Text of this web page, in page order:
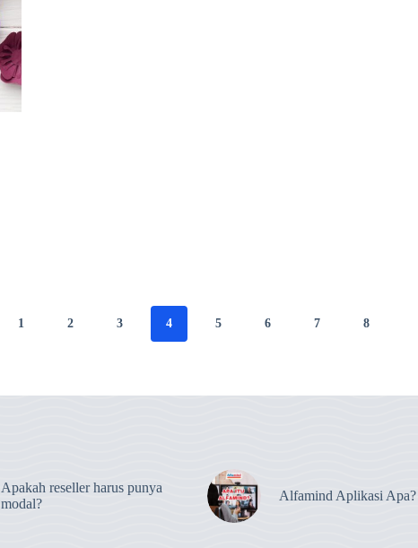
1 2 3 4 5 6 7 8
Apakah reseller harus punya
modal?
Alfamind Aplikasi Apa?